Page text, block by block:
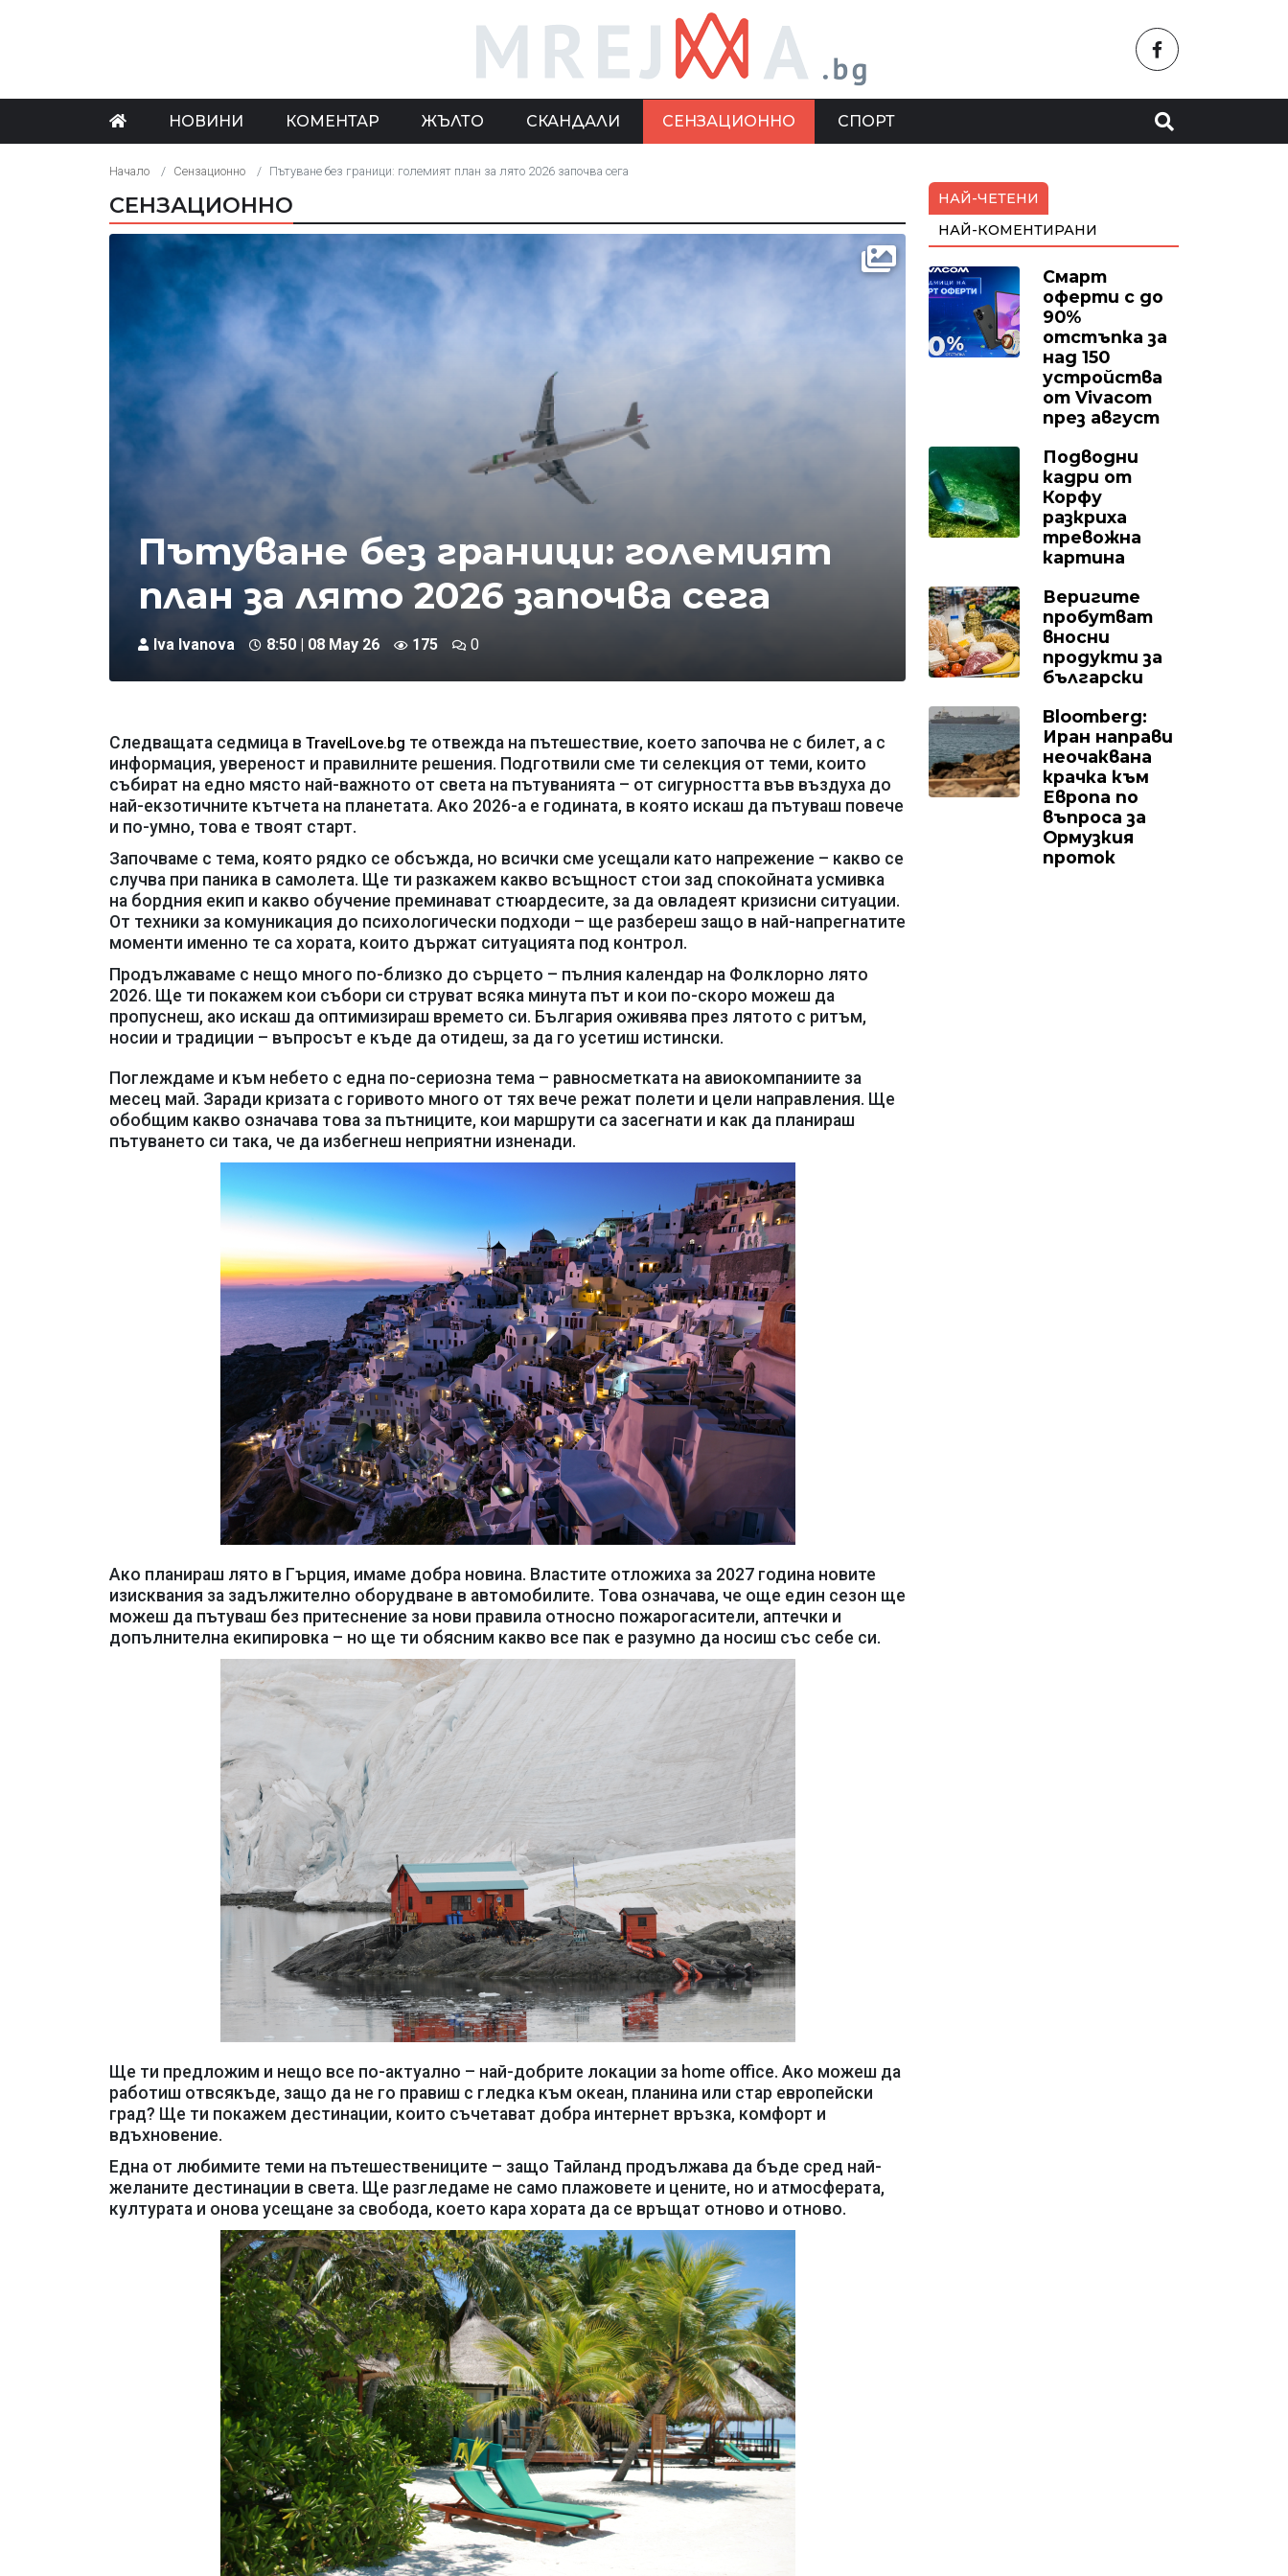
НОВИНИ КОМЕНТАР ЖЪЛТО СКАНДАЛИ СЕНЗАЦИОННО СПОРТ
Начало Сензационно Пътуване без граници: големият план за лято 2026 започва сега
СЕНЗАЦИОННО
Пътуване без граници: големият
план за лято 2026 започва сега
Iva Ivanova 8:50 | 08 May 26 175 0
Следващата седмица в TravelLove.bg те отвежда на пътешествие, което започва не с билет, а с
информация, увереност и правилните решения. Подготвили сме ти селекция от теми, които
събират на едно място най-важното от света на пътуванията – от сигурността във въздуха до
най-екзотичните кътчета на планетата. Ако 2026-а е годината, в която искаш да пътуваш повече
и по-умно, това е твоят старт.
Започваме с тема, която рядко се обсъжда, но всички сме усещали като напрежение – какво се
случва при паника в самолета. Ще ти разкажем какво всъщност стои зад спокойната усмивка
на бордния екип и какво обучение преминават стюардесите, за да овладеят кризисни ситуации.
От техники за комуникация до психологически подходи – ще разбереш защо в най-напрегнатите
моменти именно те са хората, които държат ситуацията под контрол.
Продължаваме с нещо много по-близко до сърцето – пълния календар на Фолклорно лято
2026. Ще ти покажем кои събори си струват всяка минута път и кои по-скоро можеш да
пропуснеш, ако искаш да оптимизираш времето си. България оживява през лятото с ритъм,
носии и традиции – въпросът е къде да отидеш, за да го усетиш истински.
Поглеждаме и към небето с една по-сериозна тема – равносметката на авиокомпаниите за
месец май. Заради кризата с горивото много от тях вече режат полети и цели направления. Ще
обобщим какво означава това за пътниците, кои маршрути са засегнати и как да планираш
пътуването си така, че да избегнеш неприятни изненади.
Ако планираш лято в Гърция, имаме добра новина. Властите отложиха за 2027 година новите
изисквания за задължително оборудване в автомобилите. Това означава, че още един сезон ще
можеш да пътуваш без притеснение за нови правила относно пожарогасители, аптечки и
допълнителна екипировка – но ще ти обясним какво все пак е разумно да носиш със себе си.
Ще ти предложим и нещо все по-актуално – най-добрите локации за home office. Ако можеш да
работиш отвсякъде, защо да не го правиш с гледка към океан, планина или стар европейски
град? Ще ти покажем дестинации, които съчетават добра интернет връзка, комфорт и
вдъхновение.
Една от любимите теми на пътешествениците – защо Тайланд продължава да бъде сред най-
желаните дестинации в света. Ще разгледаме не само плажовете и цените, но и атмосферата,
културата и онова усещане за свобода, което кара хората да се връщат отново и отново.
НАЙ-ЧЕТЕНИ
НАЙ-КОМЕНТИРАНИ
Смарт
оферти с до
90%
отстъпка за
над 150
устройства
от Vivacom
през август
Подводни
кадри от
Корфу
разкриха
тревожна
картина
Веригите
пробутват
вносни
продукти за
български
Bloomberg:
Иран направи
неочаквана
крачка към
Европа по
въпроса за
Ормузкия
проток